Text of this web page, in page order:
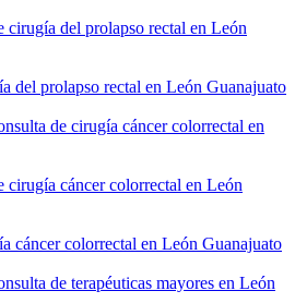
cirugía del prolapso rectal en León
del prolapso rectal en León Guanajuato
de cirugía cáncer colorrectal en
cirugía cáncer colorrectal en León
cáncer colorrectal en León Guanajuato
de terapéuticas mayores en León